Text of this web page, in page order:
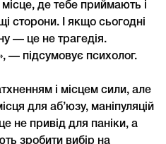
де тебе приймають і
сторони. І якщо сьогодні
— це не трагедія.
— підсумовує психолог.
і місцем сили, але
для аб’юзу, маніпуляцій
не привід для паніки, а
зробити вибір на